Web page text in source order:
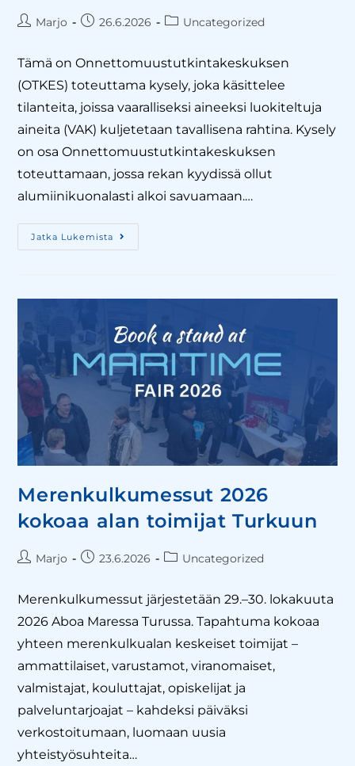
Marjo 26.6.2026 Uncategorized
Tämä on Onnettomuustutkintakeskuksen
(OTKES) toteuttama kysely, joka käsittelee
tilanteita, joissa vaaralliseksi aineeksi luokiteltuja
aineita (VAK) kuljetetaan tavallisena rahtina. Kysely
on osa Onnettomuustutkintakeskuksen
toteuttamaan, jossa rekan kyydissä ollut
alumiinikuonalasti alkoi savuamaan.…
Jatka Lukemista
Merenkulkumessut 2026
kokoaa alan toimijat Turkuun
Marjo 23.6.2026 Uncategorized
Merenkulkumessut järjestetään 29.–30. lokakuuta
2026 Aboa Maressa Turussa. Tapahtuma kokoaa
yhteen merenkulkualan keskeiset toimijat –
ammattilaiset, varustamot, viranomaiset,
valmistajat, kouluttajat, opiskelijat ja
palveluntarjoajat – kahdeksi päiväksi
verkostoitumaan, luomaan uusia
yhteistyösuhteita…